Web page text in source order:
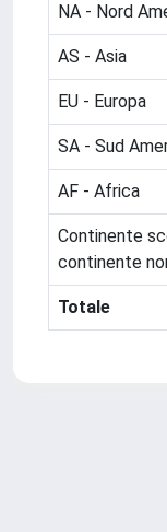
NA - Nord
AS - Asia
EU - Europa
SA - Sud
AF - Africa
Continente
continente
Totale